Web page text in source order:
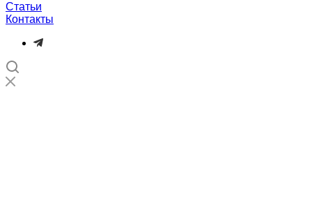
Статьи
Контакты